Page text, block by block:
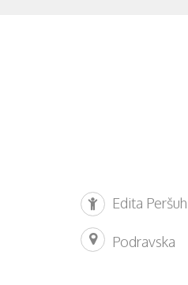
Edita Peršuh
Podravska